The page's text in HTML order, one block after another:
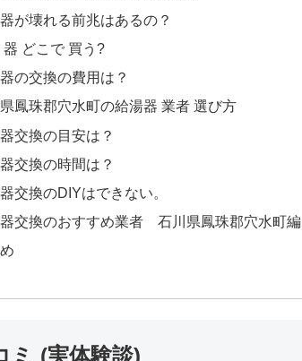
が壊れる前兆はあるの？
器 どこで 買う?
の交換の費用は？
鳳珠郡穴水町の給湯器 業者 選び方
交換の目安は？
交換の時間は？
交換のDIYはできない。
交換のおすすめ業者 石川県鳳珠郡穴水町編
ミ (実体験談)